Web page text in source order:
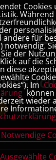
andere für
notwendig.
der
auf die
diese
Im
können
wieder
Notwendige
Ausgewählte